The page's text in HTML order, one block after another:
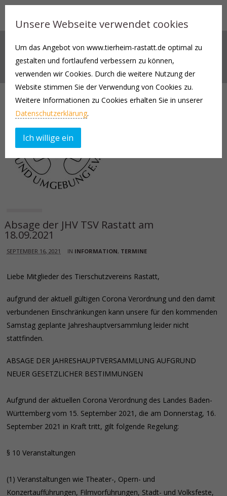
AKTUELLES
Absage der JHV TSV Rastatt am
18.09.2021
SEPTEMBER 16, 2021 IN INFORMATION, TERMINE
Liebe Mitglieder des Tierschutzvereins Rastatt,
aufgrund der aktuell gültigen Corona Verordnung und den damit
verbundenen Einschränkungen kann unsere für den kommenden
Samstag geplante Jahreshauptversammlung leider nicht
stattfinden.
ABSAGE DER JAHRESHAUPTVERSAMMLUNG AUFGRUND
NEUER GESETZLICHER BESTIMMUNGEN
Aufgrund der aktuellen Corona Verordnung des Landes Baden-
Württemberg vom 15. September 2021, die am Donnerstag, 16.
September 2021 in Kraft tritt, gilt folgende Regelung:
§ 10 Veranstaltungen
(1) Veranstaltungen wie Theater-, Opern- und
Konzertaufführungen, Filmvorführungen, Stadt- und Volksfeste,
Unsere Webseite verwendet cookies
Um das Angebot von www.tierheim-rastatt.de optimal zu
gestalten und fortlaufend verbessern zu können,
verwenden wir Cookies. Durch die weitere Nutzung der
Website stimmen Sie der Verwendung von Cookies zu.
Weitere Informationen zu Cookies erhalten Sie in unserer
Datenschutzerklärung.
Ich willige ein